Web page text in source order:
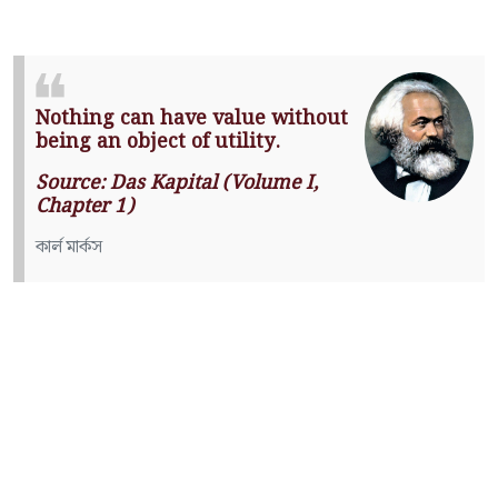
Nothing can have value without
being an object of utility.
Source: Das Kapital (Volume I,
Chapter 1)
কার্ল মার্কস